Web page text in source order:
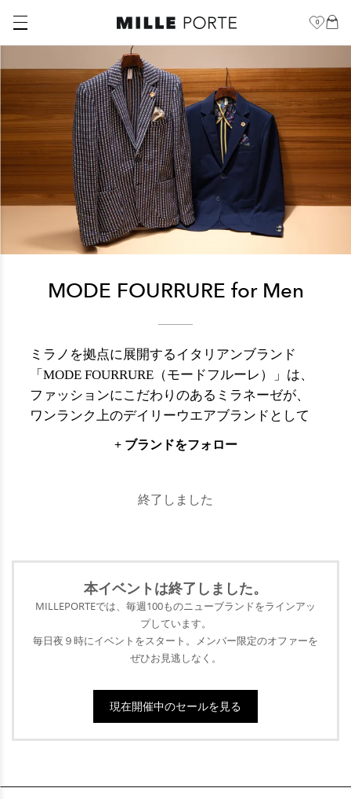
0
MODE FOURRURE for Men
ミラノを拠点に展開するイタリアンブランド
「MODE FOURRURE（モードフルーレ）」は、
ファッションにこだわりのあるミラネーゼが、
ワンランク上のデイリーウエアブランドとして
厚い信頼を寄せるブランドです。ヤングからミ
ドルエイジ層まで幅広い年齢層に対応するスタ
トレンドが感じられるコレクションが「MODE
イテムが勢ぞろいします。
+ ブランドをフォロー
終了しました
本イベントは終了 しました。
MILLEPORTEでは、毎週100ものニューブランドをラインアッ
プしています。
毎日夜９時にイベントをスタート。メンバー限定のオファーを
ぜひお見逃しなく。
現在開催中のセールを見る